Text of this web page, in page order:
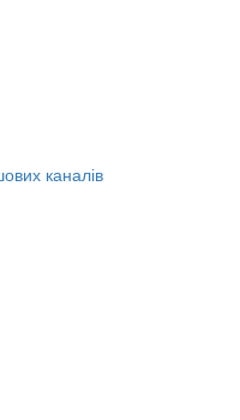
каналів